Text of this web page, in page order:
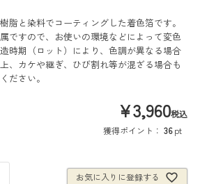
脂と染料でコーティングした着色箔です。
ですので、お使いの環境などによって変色
時期（ロット）により、色調が異なる場合
、カケや継ぎ、ひび割れ等が混ざる場合も
ださい。
¥3,960税込
獲得ポイント： 36 pt
お気に入りに登録する